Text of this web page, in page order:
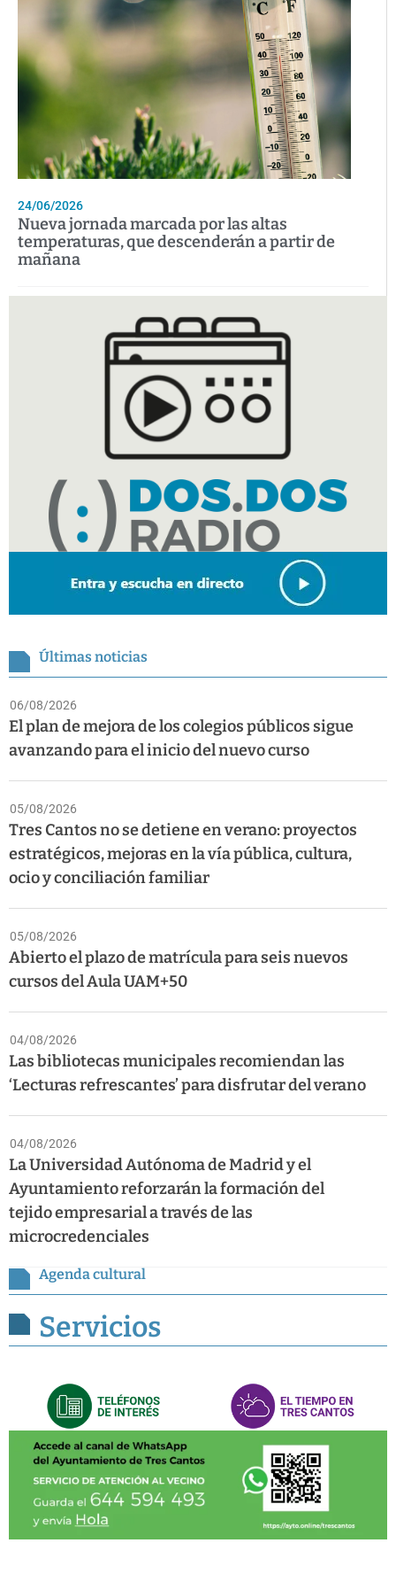
24/06/2026
Nueva jornada marcada por las altas
temperaturas, que descenderán a partir de
mañana
Últimas noticias
06/08/2026
El plan de mejora de los colegios públicos sigue
avanzando para el inicio del nuevo curso
05/08/2026
Tres Cantos no se detiene en verano: proyectos
estratégicos, mejoras en la vía pública, cultura,
ocio y conciliación familiar
05/08/2026
Abierto el plazo de matrícula para seis nuevos
cursos del Aula UAM+50
04/08/2026
Las bibliotecas municipales recomiendan las
‘Lecturas refrescantes’ para disfrutar del verano
04/08/2026
La Universidad Autónoma de Madrid y el
Ayuntamiento reforzarán la formación del
tejido empresarial a través de las
microcredenciales
Agenda cultural
Servicios